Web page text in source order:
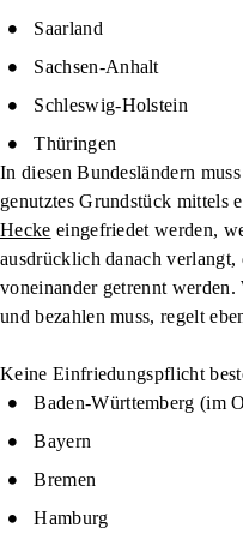
Saarland
Sachsen-Anhalt
Schleswig-Holstein
Thüringen
In diesen Bundesländern
genutztes Grundstück mittels
Hecke eingefriedet werden,
ausdrücklich danach
voneinander getrennt
und bezahlen muss, regelt
Keine Einfriedungspflicht
Baden-Württemberg (im
Bayern
Bremen
Hamburg